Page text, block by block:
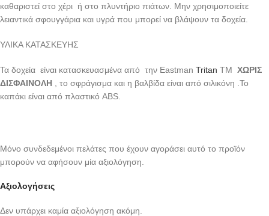
καθαριστεί στο χέρι ή στο πλυντήριο πιάτων. Μην χρησιμοποιείτε
λειαντικά σφουγγάρια και υγρά που μπορεί να βλάψουν τα δοχεία.
ΥΛΙΚΑ ΚΑΤΑΣΚΕΥΗΣ
Τα δοχεία είναι κατασκευασμένα από την Eastman Tritan TM ΧΩΡΙΣ
ΔΙΣΦΑΙΝΟΛΗ , το σφράγισμα και η βαλβίδα είναι από σιλικόνη .Το
καπάκι είναι από πλαστικό ABS.
Αξιολογήσεις
Δεν υπάρχει καμία αξιολόγηση ακόμη.
Μόνο συνδεδεμένοι πελάτες που έχουν αγοράσει αυτό το προϊόν
μπορούν να αφήσουν μία αξιολόγηση.